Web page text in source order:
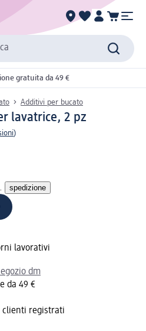
gratuita da 49 €
Additivi per bucato
lavatrice, 2 pz
)
spedizione
lavorativi
dm
da 49 €
clienti registrati